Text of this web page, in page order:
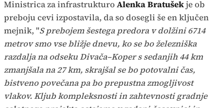
Ministrica za infrastrukturoAlenka Bratušekje ob
preboju cevi izpostavila, da so dosegli še en ključen
mejnik, "S prebojem šestega predora v dolžini 6714
metrov smo vse bližje dnevu, ko se bo železniška
razdalja na odseku Divača–Koper s sedanjih 44 km
zmanjšala na 27 km, skrajšal se bo potovalni čas,
bistveno povečana pa bo prepustna zmogljivost
vlakov. Kljub kompleksnosti in zahtevnosti gradnje